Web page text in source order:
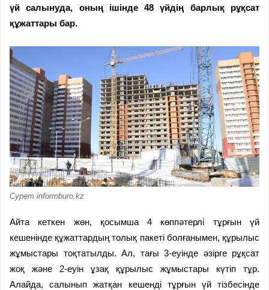
үй салынуда, оның ішінде 48 үйдің барлық рұқсат
құжаттары бар.
Сурет informburo.kz
Айта кеткен жөн, қосымша 4 көппәтерлі тұрғын үй
кешенінде құжаттардың толық пакеті болғанымен, құрылыс
жұмыстары тоқтатылды. Ал, тағы 3-еуінде әзірге рұқсат
жоқ және 2-еуін ұзақ құрылыс жұмыстары күтіп тұр.
Алайда, салынып жатқан кешенді тұрғын үй тізбесінде